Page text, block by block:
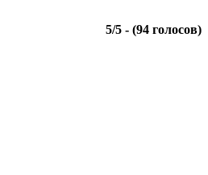
5/5 - (94 голосов)